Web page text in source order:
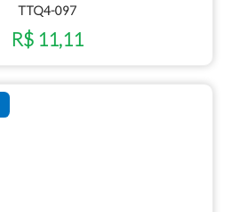
TTQ4-097
R$ 11,11